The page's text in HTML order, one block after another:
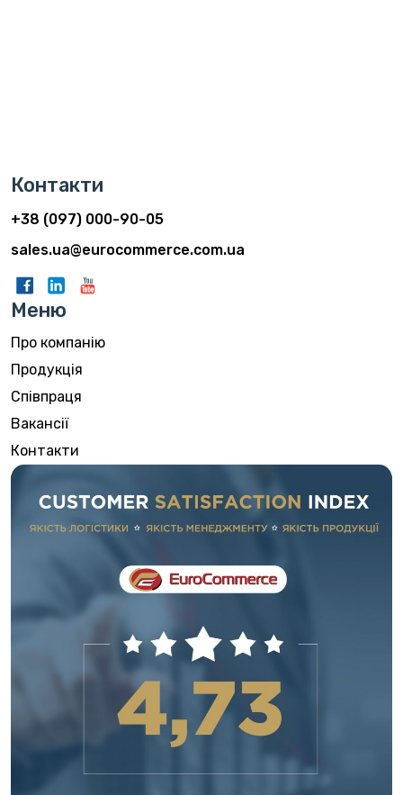
Контакти
+38 (097) 000-90-05
sales.ua@eurocommerce.com.ua
Меню
Про компанію
Продукція
Співпраця
Вакансії
Контакти